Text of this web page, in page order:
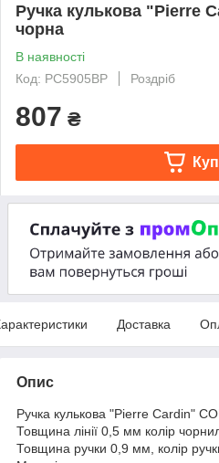
Ручка кулькова "Pierre
чорна
В наявності
Код: PC5905BP
Роздріб
807 ₴
Доставка
Опис
Ручка кулькова "Pierre Cardin"
Товщина лінії 0,5 мм колір
Товщина ручки 0,9 мм, колір